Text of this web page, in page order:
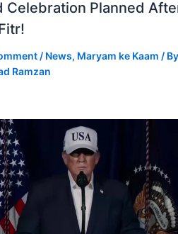
Celebration Planned
/ News, Maryam ke Kaam / By
Ramzan